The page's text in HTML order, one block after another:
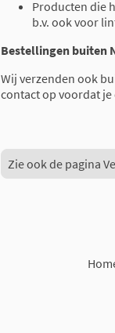
Producten die
b.v. ook voor
Bestellingen buiten
Wij verzenden ook
contact op voordat
Zie ook de pagina